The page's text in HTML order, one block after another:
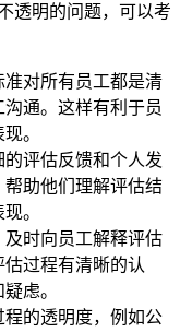
透明的问题，可以考
对所有员工都是清
通。这样有利于员
。
评估反馈和个人发
助他们理解评估结
。
时向员工解释评估
过程有清晰的认
虑。
的透明度，例如公